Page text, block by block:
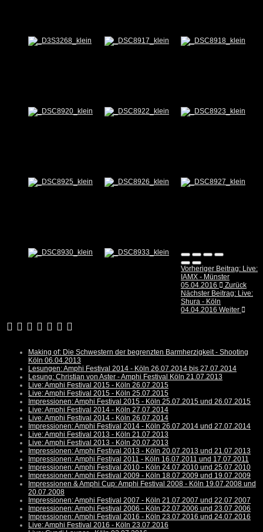
Vorheriger Beitrag: Live:
IAMX - Münster
05.04.2016
Zurück
Nächster Beitrag: Live:
Shura - Köln
04.04.2016 Weiter
Making of: Die Schwestern der begrenzten Barmherzigkeit - Shooting
Köln 06.04.2013
Lesungen: Amphi Festival 2014 - Köln 26.07.2014 bis 27.07.2014
Lesung: Christian von Aster - Amphi Festival Köln 21.07.2013
Live: Amphi Festival 2015 - Köln 26.07.2015
Live: Amphi Festival 2015 - Köln 25.07.2015
Impressionen: Amphi Festival 2015 - Köln 25.07.2015 und 26.07.2015
Live: Amphi Festival 2014 - Köln 27.07.2014
Live: Amphi Festival 2014 - Köln 26.07.2014
Impressionen: Amphi Festival 2014 - Köln 26.07.2014 und 27.07.2014
Live: Amphi Festival 2013 - Köln 21.07.2013
Live: Amphi Festival 2013 - Köln 20.07.2013
Impressionen: Amphi Festival 2013 - Köln 20.07.2013 und 21.07.2013
Impressionen: Amphi Festival 2011 - Köln 16.07.2011 und 17.07.2011
Impressionen: Amphi Festival 2010 - Köln 24.07.2010 und 25.07.2010
Impressionen: Amphi Festival 2009 - Köln 18.07.2009 und 19.07.2009
Impressionen & Amphi Cup: Amphi Festival 2008 - Köln 19.07.2008 und
20.07.2008
Impressionen: Amphi Festival 2007 - Köln 21.07.2007 und 22.07.2007
Impressionen: Amphi Festival 2006 - Köln 22.07.2006 und 23.07.2006
Impressionen: Amphi Festival 2016 - Köln 23.07.2016 und 24.07.2016
Live: Amphi Festival 2016 - Köln 23.07.2016